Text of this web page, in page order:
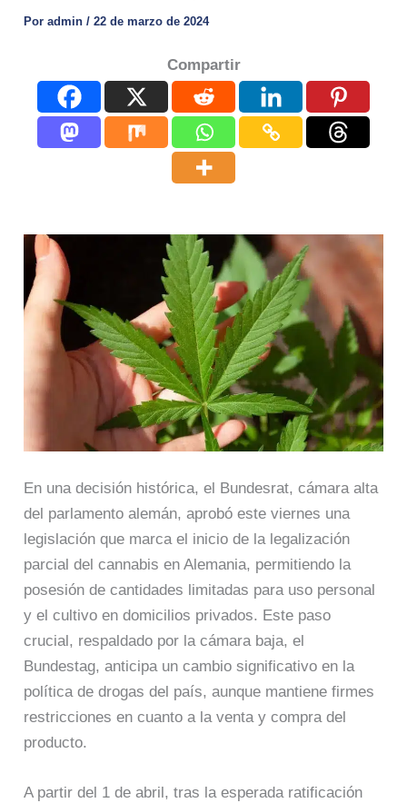
Poradmin/22 de marzo de 2024
Compartir
En una decisión histórica, el Bundesrat, cámara alta
del parlamento alemán, aprobó este viernes una
legislación que marca el inicio de la legalización
parcial del cannabis en Alemania, permitiendo la
posesión de cantidades limitadas para uso personal
y el cultivo en domicilios privados. Este paso
crucial, respaldado por la cámara baja, el
Bundestag, anticipa un cambio significativo en la
política de drogas del país, aunque mantiene firmes
restricciones en cuanto a la venta y compra del
producto.
A partir del 1 de abril, tras la esperada ratificación